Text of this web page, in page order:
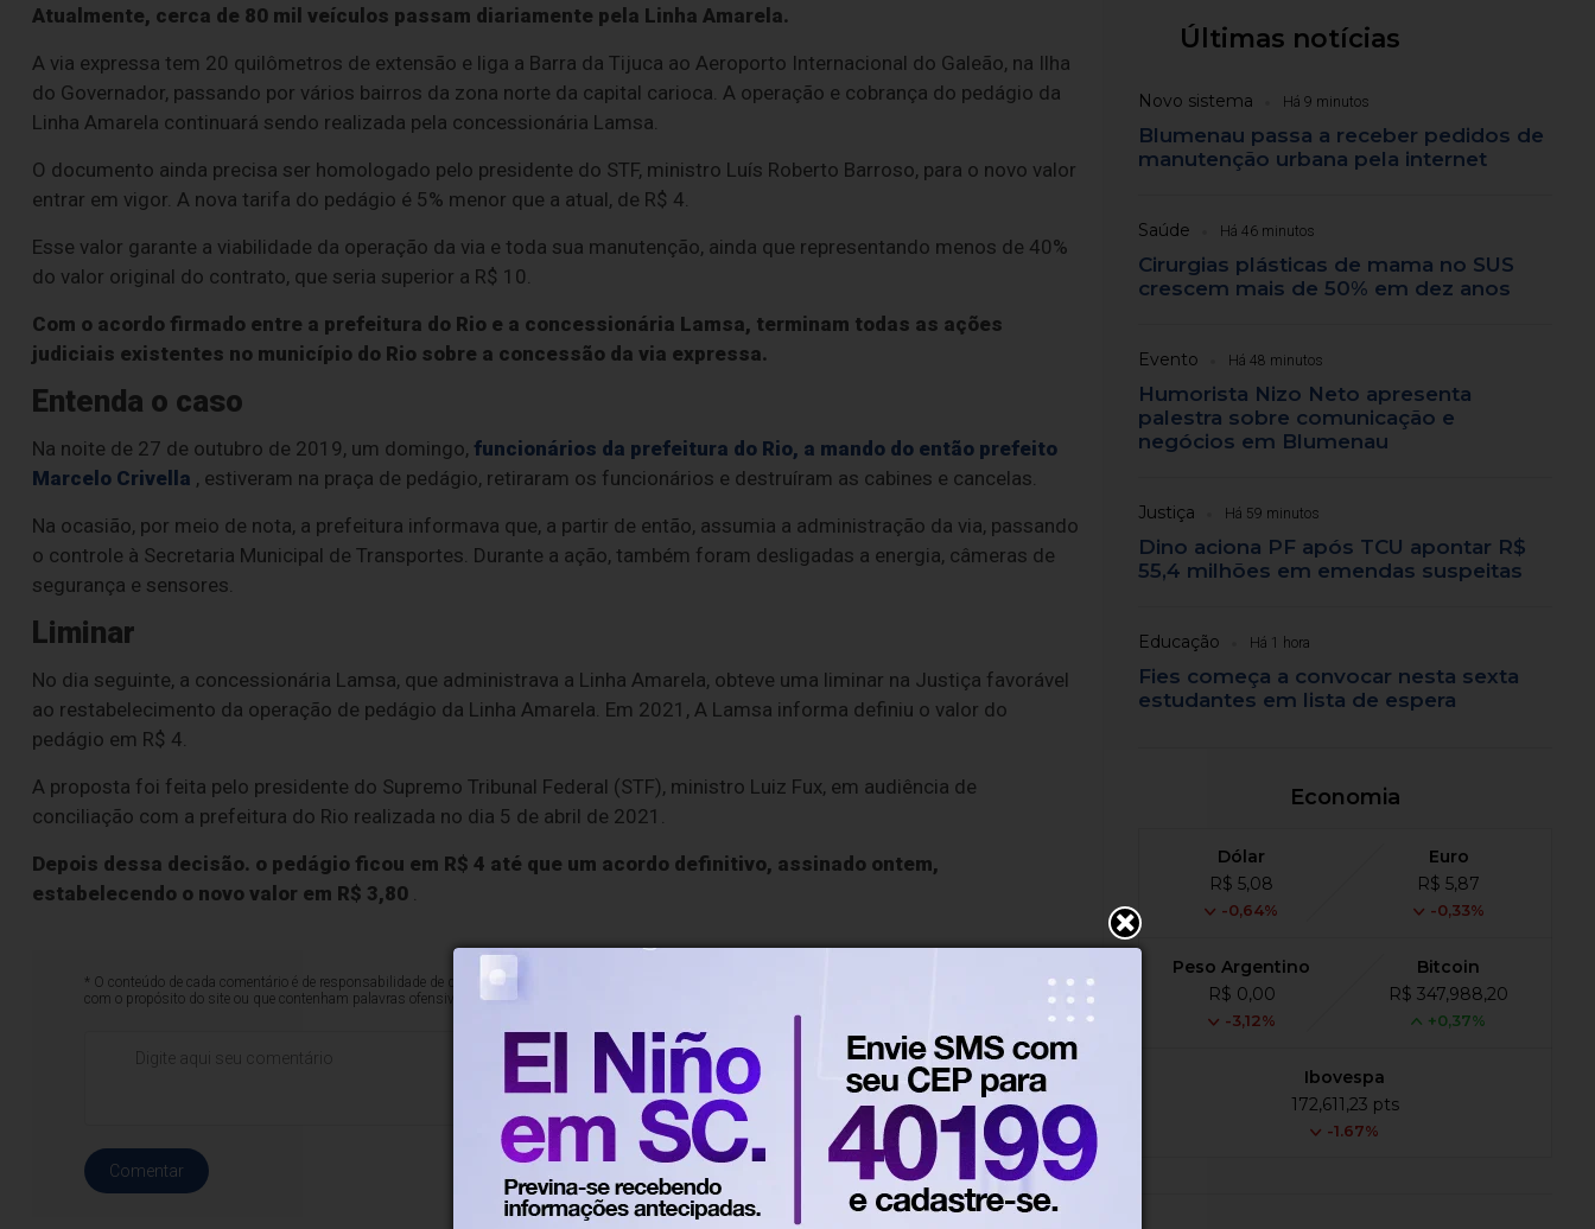
Atualmente, cerca de 80 mil veículos passam diariamente pela Linha Amarela.
A via expressa tem 20 quilômetros de extensão e liga a Barra da Tijuca ao Aeroporto Internacional do Galeão, na Ilha
do Governador, passando por vários bairros da zona norte da capital carioca. A operação e cobrança do pedágio da
Linha Amarela continuará sendo realizada pela concessionária Lamsa.
O documento ainda precisa ser homologado pelo presidente do STF, ministro Luís Roberto Barroso, para o novo valor
entrar em vigor. A nova tarifa do pedágio é 5% menor que a atual, de R$ 4.
Esse valor garante a viabilidade da operação da via e toda sua manutenção, ainda que representando menos de 40%
do valor original do contrato, que seria superior a R$ 10.
Com o acordo firmado entre a prefeitura do Rio e a concessionária Lamsa, terminam todas as ações
judiciais existentes no município do Rio sobre a concessão da via expressa.
Entenda o caso
Na noite de 27 de outubro de 2019, um domingo, funcionários da prefeitura do Rio, a mando do então prefeito
Marcelo Crivella , estiveram na praça de pedágio, retiraram os funcionários e destruíram as cabines e cancelas.
Na ocasião, por meio de nota, a prefeitura informava que, a partir de então, assumia a administração da via, passando
o controle à Secretaria Municipal de Transportes. Durante a ação, também foram desligadas a energia, câmeras de
segurança e sensores.
Liminar
No dia seguinte, a concessionária Lamsa, que administrava a Linha Amarela, obteve uma liminar na Justiça favorável
ao restabelecimento da operação de pedágio da Linha Amarela. Em 2021, A Lamsa informa definiu o valor do
pedágio em R$ 4.
A proposta foi feita pelo presidente do Supremo Tribunal Federal (STF), ministro Luiz Fux, em audiência de
conciliação com a prefeitura do Rio realizada no dia 5 de abril de 2021.
Depois dessa decisão. o pedágio ficou em R$ 4 até que um acordo definitivo, assinado ontem,
estabelecendo o novo valor em R$ 3,80 .
* O conteúdo de cada comentário é de responsabilidade de quem realizá-lo. Nos reservamos ao direito de reprovar ou eliminar comentários em desacordo
com o propósito do site ou que contenham palavras ofensivas.
caracteres restantes.
Comentar
Últimas notícias
Novo sistema Há 9 minutos
Blumenau passa a receber pedidos de
manutenção urbana pela internet
Saúde Há 46 minutos
Cirurgias plásticas de mama no SUS
crescem mais de 50% em dez anos
Evento Há 48 minutos
Humorista Nizo Neto apresenta
palestra sobre comunicação e
negócios em Blumenau
Justiça Há 59 minutos
Dino aciona PF após TCU apontar R$
55,4 milhões em emendas suspeitas
Educação Há 1 hora
Fies começa a convocar nesta sexta
estudantes em lista de espera
Economia
Dólar
R$ 5,08
-0,64%
Euro
R$ 5,87
-0,33%
Peso Argentino
R$ 0,00
-3,12%
Bitcoin
R$ 347,988,20
+0,37%
Ibovespa
172,611,23 pts
-1.67%